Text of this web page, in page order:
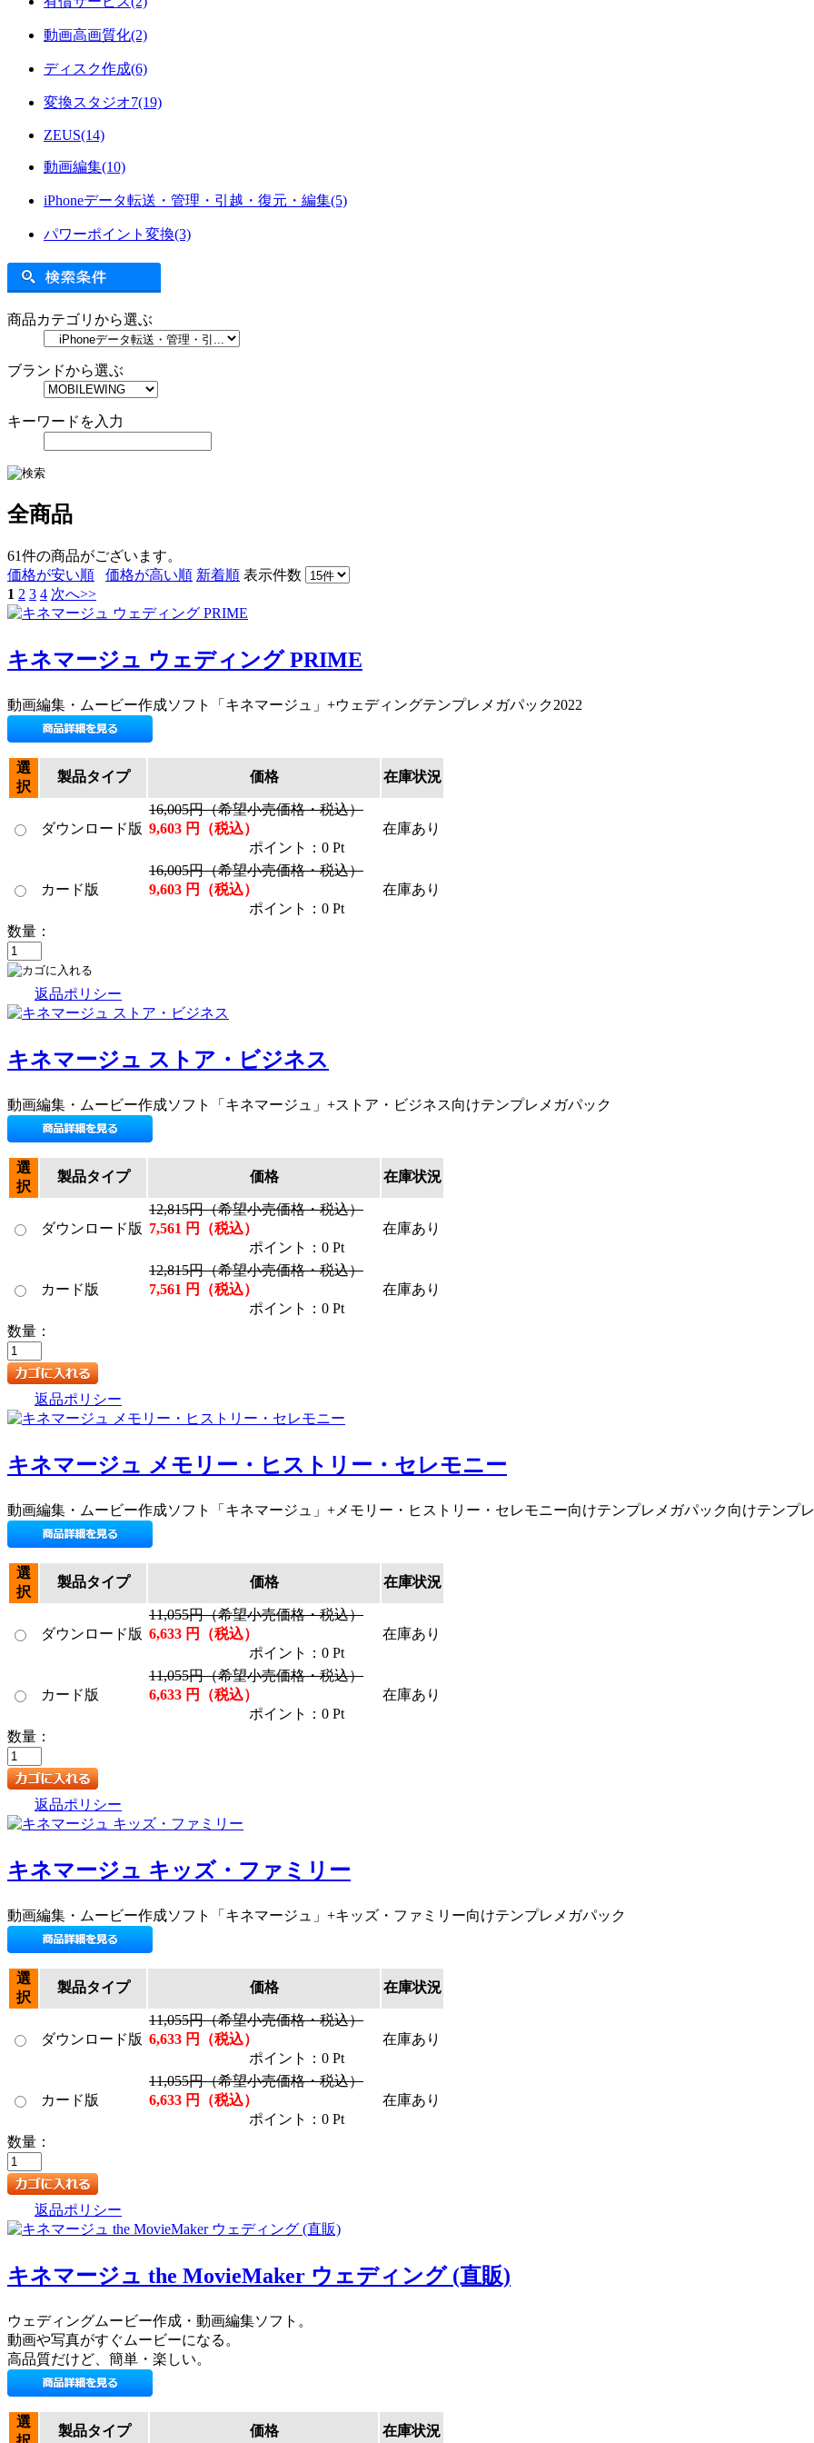
動画高画質化(2)
ディスク作成(6)
変換スタジオ7(19)
ZEUS(14)
動画編集(10)
iPhoneデータ転送・管理・引越・復元・編集(5)
パワーポイント変換(3)
商品カテゴリから選ぶ
ブランドから選ぶ
キーワードを入力
全商品
61件の商品がございます。
価格が安い順
価格が高い順 新着順 表示件数
1 2 3 4 次へ>>
キネマージュ ウェディング PRIME
動画編集・ムービー作成ソフト「キネマージュ」+ウェディングテンプレメガパック2022
選
択
製品タイプ 価格 在庫状況
ダウンロード版
16,005円（希望小売価格・税込）
9,603 円（税込）
ポイント：0 Pt
在庫あり
カード版
16,005円（希望小売価格・税込）
9,603 円（税込）
ポイント：0 Pt
在庫あり
数量：
返品ポリシー
キネマージュ ストア・ビジネス
動画編集・ムービー作成ソフト「キネマージュ」+ストア・ビジネス向けテンプレメガパック
選
択
製品タイプ 価格 在庫状況
ダウンロード版
12,815円（希望小売価格・税込）
7,561 円（税込）
ポイント：0 Pt
在庫あり
カード版
12,815円（希望小売価格・税込）
7,561 円（税込）
ポイント：0 Pt
在庫あり
数量：
返品ポリシー
キネマージュ メモリー・ヒストリー・セレモニー
動画編集・ムービー作成ソフト「キネマージュ」+メモリー・ヒストリー・セレモニー向けテンプレメガパック向けテンプ
選
択
製品タイプ 価格 在庫状況
ダウンロード版
11,055円（希望小売価格・税込）
6,633 円（税込）
ポイント：0 Pt
在庫あり
カード版
11,055円（希望小売価格・税込）
6,633 円（税込）
ポイント：0 Pt
在庫あり
数量：
返品ポリシー
キネマージュ キッズ・ファミリー
動画編集・ムービー作成ソフト「キネマージュ」+キッズ・ファミリー向けテンプレメガパック
選
択
製品タイプ 価格 在庫状況
ダウンロード版
11,055円（希望小売価格・税込）
6,633 円（税込）
ポイント：0 Pt
在庫あり
カード版
11,055円（希望小売価格・税込）
6,633 円（税込）
ポイント：0 Pt
在庫あり
数量：
返品ポリシー
キネマージュ the MovieMaker ウェディング (直販)
ウェディングムービー作成・動画編集ソフト。
動画や写真がすぐムービーになる。
高品質だけど、簡単・楽しい。
選
製品タイプ 価格 在庫状況